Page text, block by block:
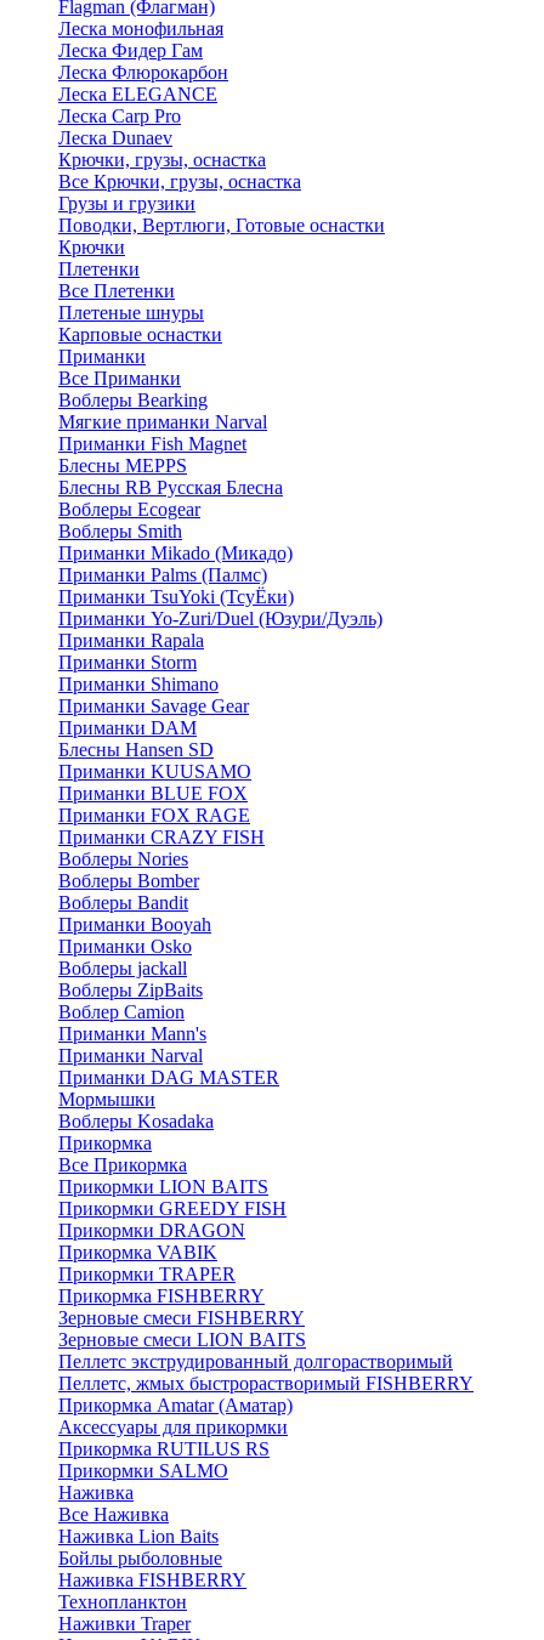
Flagman (Флагман)
Леска монофильная
Леска Фидер Гам
Леска Флюрокарбон
Леска ELEGANCE
Леска Carp Pro
Леска Dunaev
Крючки, грузы, оснастка
Все Крючки, грузы, оснастка
Грузы и грузики
Поводки, Вертлюги, Готовые оснастки
Крючки
Плетенки
Все Плетенки
Плетеные шнуры
Карповые оснастки
Приманки
Все Приманки
Воблеры Bearking
Мягкие приманки Narval
Приманки Fish Magnet
Блесны MEPPS
Блесны RB Русская Блесна
Воблеры Ecogear
Воблеры Smith
Приманки Mikado (Микадо)
Приманки Palms (Палмс)
Приманки TsuYoki (ТсуЁки)
Приманки Yo-Zuri/Duel (Юзури/Дуэль)
Приманки Rapala
Приманки Storm
Приманки Shimano
Приманки Savage Gear
Приманки DAM
Блесны Hansen SD
Приманки KUUSAMO
Приманки BLUE FOX
Приманки FOX RAGE
Приманки CRAZY FISH
Воблеры Nories
Воблеры Bomber
Воблеры Bandit
Приманки Booyah
Приманки Osko
Воблеры jackall
Воблеры ZipBaits
Воблер Camion
Приманки Mann's
Приманки Narval
Приманки DAG MASTER
Мормышки
Воблеры Kosadaka
Прикормка
Все Прикормка
Прикормки LION BAITS
Прикормки GREEDY FISH
Прикормки DRAGON
Прикормка VABIK
Прикормки TRAPER
Прикормка FISHBERRY
Зерновые смеси FISHBERRY
Зерновые смеси LION BAITS
Пеллетс экструдированный долгорастворимый
Пеллетс, жмых быстрорастворимый FISHBERRY
Прикормка Amatar (Аматар)
Аксессуары для прикормки
Прикормка RUTILUS RS
Прикормки SALMO
Наживка
Все Наживка
Наживка Lion Baits
Бойлы рыболовные
Наживка FISHBERRY
Технопланктон
Наживки Traper